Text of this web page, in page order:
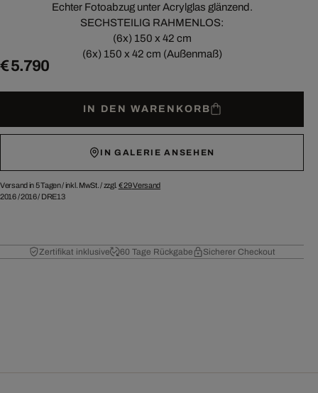
Echter Fotoabzug unter Acrylglas glänzend.
SECHSTEILIG RAHMENLOS:
(6x) 150 x 42 cm
(6x) 150 x 42 cm (Außenmaß)
€ 5.790
IN DEN WARENKORB
IN GALERIE ANSEHEN
Versand in 5 Tagen /inkl. MwSt. / zzgl. € 29Versand
2016/2016/ DRE13
Zertifikat inklusive 60 Tage Rückgabe Sicherer Checkout